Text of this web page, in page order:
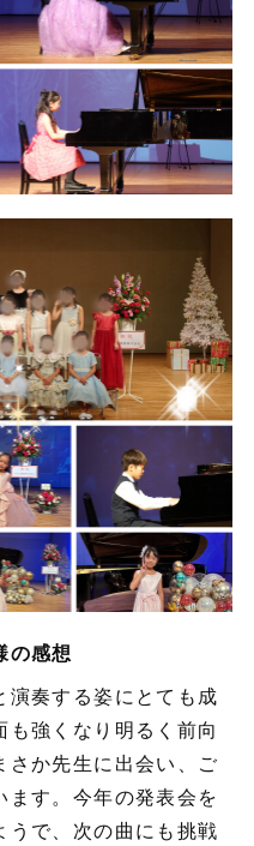
の感想
奏する姿にとても成
強くなり明るく前向
さか先生に出会い、ご
す。今年の発表会を
で、次の曲にも挑戦